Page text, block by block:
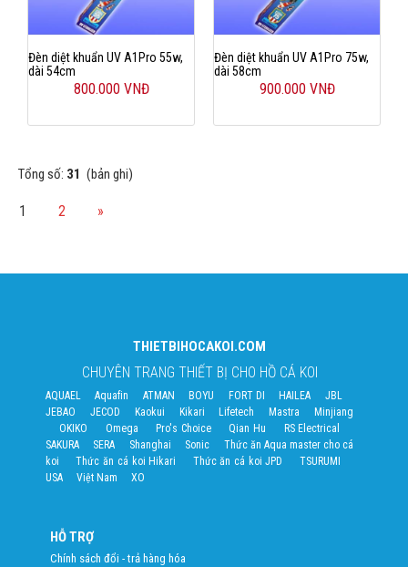
Đèn diệt khuẩn UV A1Pro 55w,
dài 54cm
800.000 VNĐ
Đèn diệt khuẩn UV A1Pro 75w,
dài 58cm
900.000 VNĐ
Tổng số: 31 (bản ghi)
1 2 »
THIETBIHOCAKOI.COM
CHUYÊN TRANG THIẾT BỊ CHO HỒ CÁ KOI
AQUAEL Aquafin ATMAN BOYU FORT DI HAILEA
JBL
JEBAO
JECOD Kaokui Kikari Lifetech Mastra
Minjiang
OKIKO
Omega Pro's Choice Qian Hu
RS Electrical
SAKURA
SERA Shanghai Sonic
Thức ăn Aqua master cho cá
koi
Thức ăn cá koi Hikari Thức ăn cá koi JPD
TSURUMI
USA
Việt Nam XO
HỖ TRỢ
Chính sách đổi - trả hàng hóa